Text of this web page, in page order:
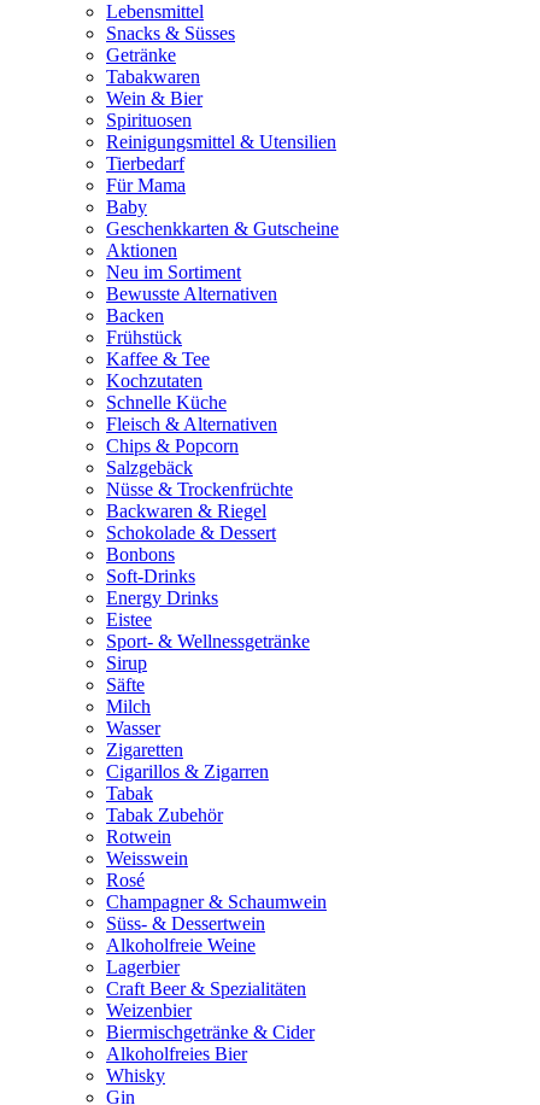
Lebensmittel
Snacks & Süsses
Getränke
Tabakwaren
Wein & Bier
Spirituosen
Reinigungsmittel & Utensilien
Tierbedarf
Für Mama
Baby
Geschenkkarten & Gutscheine
Aktionen
Neu im Sortiment
Bewusste Alternativen
Backen
Frühstück
Kaffee & Tee
Kochzutaten
Schnelle Küche
Fleisch & Alternativen
Chips & Popcorn
Salzgebäck
Nüsse & Trockenfrüchte
Backwaren & Riegel
Schokolade & Dessert
Bonbons
Soft-Drinks
Energy Drinks
Eistee
Sport- & Wellnessgetränke
Sirup
Säfte
Milch
Wasser
Zigaretten
Cigarillos & Zigarren
Tabak
Tabak Zubehör
Rotwein
Weisswein
Rosé
Champagner & Schaumwein
Süss- & Dessertwein
Alkoholfreie Weine
Lagerbier
Craft Beer & Spezialitäten
Weizenbier
Biermischgetränke & Cider
Alkoholfreies Bier
Whisky
Gin